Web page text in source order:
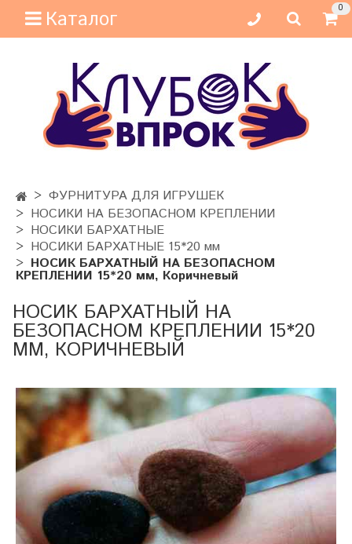
Каталог 0
ФУРНИТУРА ДЛЯ ИГРУШЕК
НОСИКИ НА БЕЗОПАСНОМ КРЕПЛЕНИИ
НОСИКИ БАРХАТНЫЕ
НОСИКИ БАРХАТНЫЕ 15*20 мм
НОСИК БАРХАТНЫЙ НА БЕЗОПАСНОМ
КРЕПЛЕНИИ 15*20 мм, Коричневый
НОСИК БАРХАТНЫЙ НА
БЕЗОПАСНОМ КРЕПЛЕНИИ 15*20
ММ, КОРИЧНЕВЫЙ